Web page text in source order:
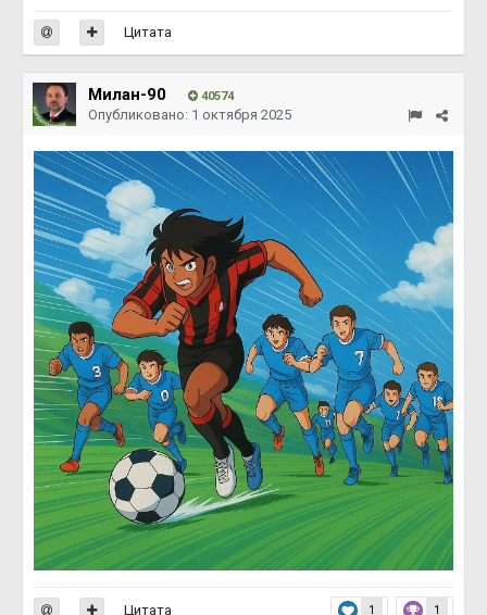
Цитата
Милан-90 40574
Опубликовано: 1 октября 2025
1 1
Цитата